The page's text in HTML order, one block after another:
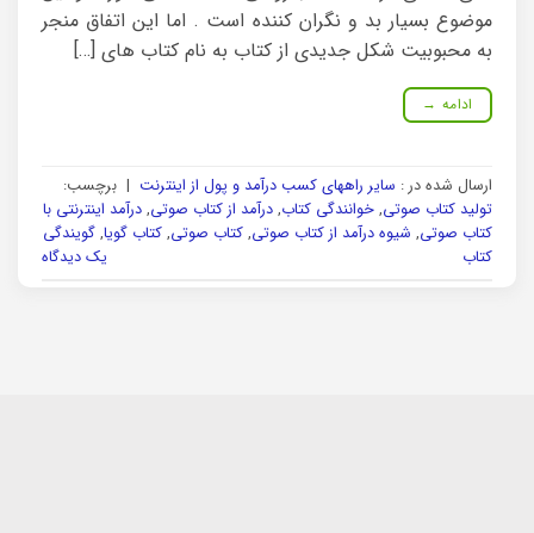
موضوع بسیار بد و نگران کننده است . اما این اتفاق منجر
به محبوبیت شکل جدیدی از کتاب به نام کتاب های […]
ادامه →
ارسال شده در : سایر راههای کسب درآمد و پول از اینترنت | برچسب:
تولید کتاب صوتی, خوانندگی کتاب, درآمد از کتاب صوتی, درآمد اینترنتی با
کتاب صوتی, شیوه درآمد از کتاب صوتی, کتاب صوتی, کتاب گویا, گویندگی
کتاب
یک دیدگاه